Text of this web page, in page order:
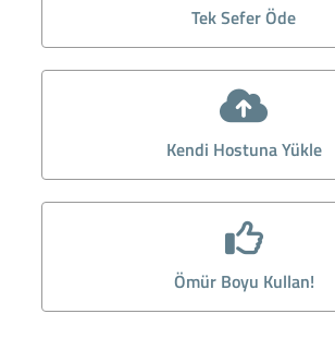
Tek Sefer Öde
Kendi Hostuna Yükle
Ömür Boyu Kullan!